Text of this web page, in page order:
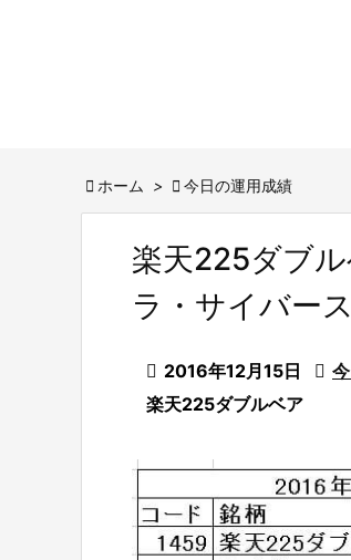
 ホーム >  今日の運用成績
楽天225ダブ
ラ・サイバー
 2016年12月15日 
楽天225ダブルベア